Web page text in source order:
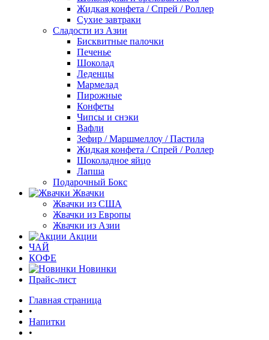
Жидкая конфета / Спрей / Роллер
Сухие завтраки
Сладости из Азии
Бисквитные палочки
Печенье
Шоколад
Леденцы
Мармелад
Пирожные
Конфеты
Чипсы и снэки
Вафли
Зефир / Маршмеллоу / Пастила
Жидкая конфета / Спрей / Роллер
Шоколадное яйцо
Лапша
Подарочный Бокс
Жвачки
Жвачки из США
Жвачки из Европы
Жвачки из Азии
Акции
ЧАЙ
КОФЕ
Новинки
Прайс-лист
Главная страница
•
Напитки
•